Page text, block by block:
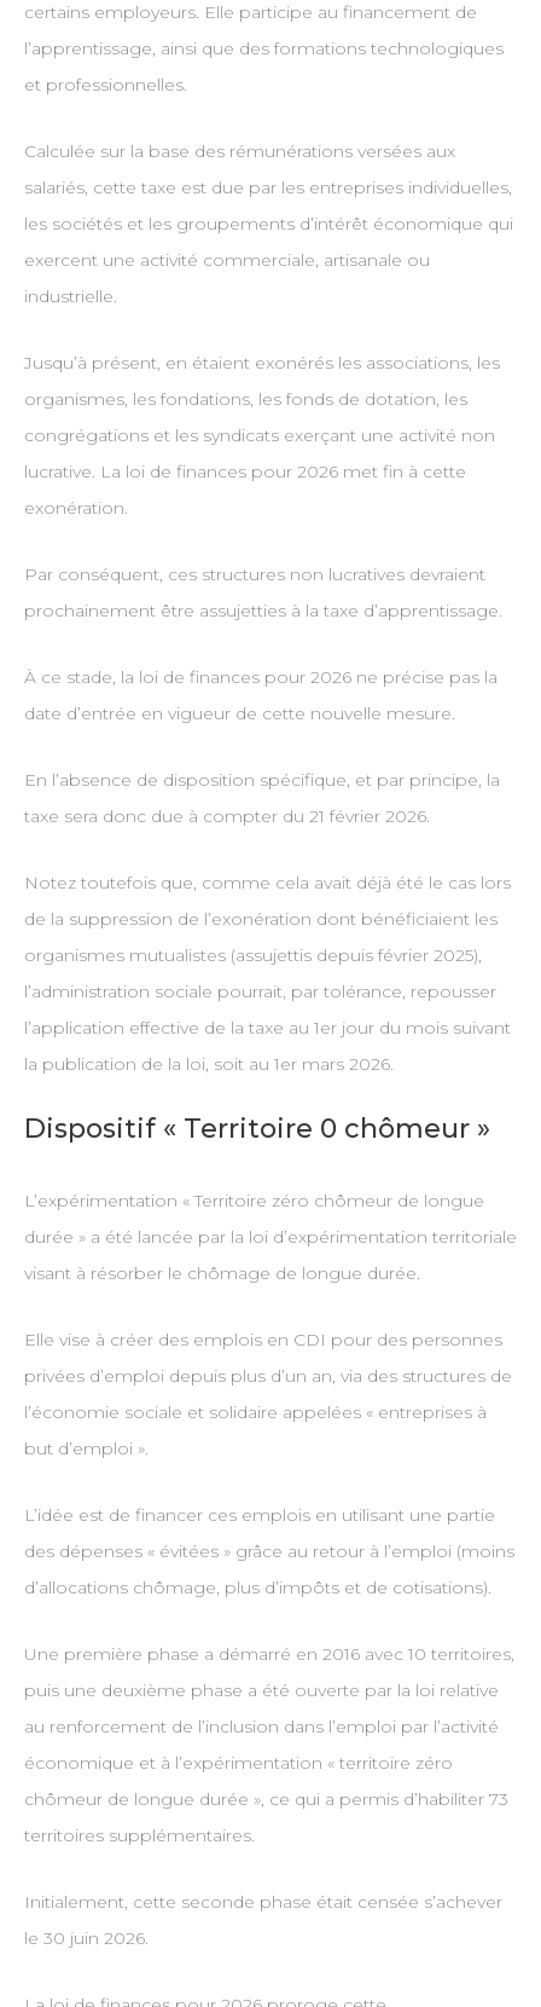
certains employeurs. Elle participe au financement de
l’apprentissage, ainsi que des formations technologiques
et professionnelles.
Calculée sur la base des rémunérations versées aux
salariés, cette taxe est due par les entreprises individuelles,
les sociétés et les groupements d’intérêt économique qui
exercent une activité commerciale, artisanale ou
industrielle.
Jusqu’à présent, en étaient exonérés les associations, les
organismes, les fondations, les fonds de dotation, les
congrégations et les syndicats exerçant une activité non
lucrative. La loi de finances pour 2026 met fin à cette
exonération.
Par conséquent, ces structures non lucratives devraient
prochainement être assujetties à la taxe d’apprentissage.
À ce stade, la loi de finances pour 2026 ne précise pas la
date d’entrée en vigueur de cette nouvelle mesure.
En l’absence de disposition spécifique, et par principe, la
taxe sera donc due à compter du 21 février 2026.
Notez toutefois que, comme cela avait déjà été le cas lors
de la suppression de l’exonération dont bénéficiaient les
organismes mutualistes (assujettis depuis février 2025),
l’administration sociale pourrait, par tolérance, repousser
l’application effective de la taxe au 1er jour du mois suivant
la publication de la loi, soit au 1er mars 2026.
Dispositif « Territoire 0 chômeur »
L’expérimentation « Territoire zéro chômeur de longue
durée » a été lancée par la loi d’expérimentation territoriale
visant à résorber le chômage de longue durée.
Elle vise à créer des emplois en CDI pour des personnes
privées d’emploi depuis plus d’un an, via des structures de
l’économie sociale et solidaire appelées « entreprises à
but d’emploi ».
L’idée est de financer ces emplois en utilisant une partie
des dépenses « évitées » grâce au retour à l’emploi (moins
d’allocations chômage, plus d’impôts et de cotisations).
Une première phase a démarré en 2016 avec 10 territoires,
puis une deuxième phase a été ouverte par la loi relative
au renforcement de l’inclusion dans l’emploi par l’activité
économique et à l’expérimentation « territoire zéro
chômeur de longue durée », ce qui a permis d’habiliter 73
territoires supplémentaires.
Initialement, cette seconde phase était censée s’achever
le 30 juin 2026.